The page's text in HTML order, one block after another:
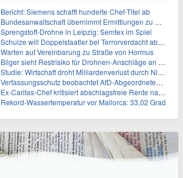
Bericht: Siemens schafft hunderte Chef-Titel ab
Bundesanwaltschaft übernimmt Ermittlungen zu Drohnenvorfall
Sprengstoff-Drohne in Leipzig: Semtex im Spiel
Schulze will Doppelstaatler bei Terrorverdacht abschieben
Warten auf Vereinbarung zu Straße von Hormus
Bilger sieht Restrisiko für Drohnen-Anschläge an Flughäfen
Studie: Wirtschaft droht Milliardenverlust durch Niedrigwasser
Verfassungsschutz beobachtet AfD-Abgeordneten Nolte
Ex-Caritas-Chef kritisiert abschlagsfreie Rente nach 45 Jahren
Rekord-Wassertemperatur vor Mallorca: 33,02 Grad